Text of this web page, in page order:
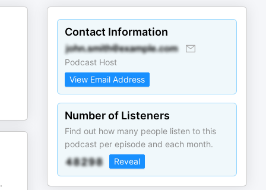
Contact Information
Podcast Host
View Email Address
Number of Listeners
Find out how many people listen to this
podcast per episode and each month.
Reveal